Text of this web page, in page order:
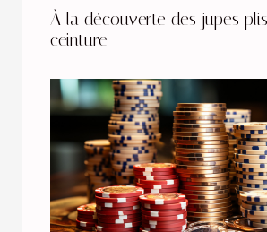
À la découverte des jupes
ceinture